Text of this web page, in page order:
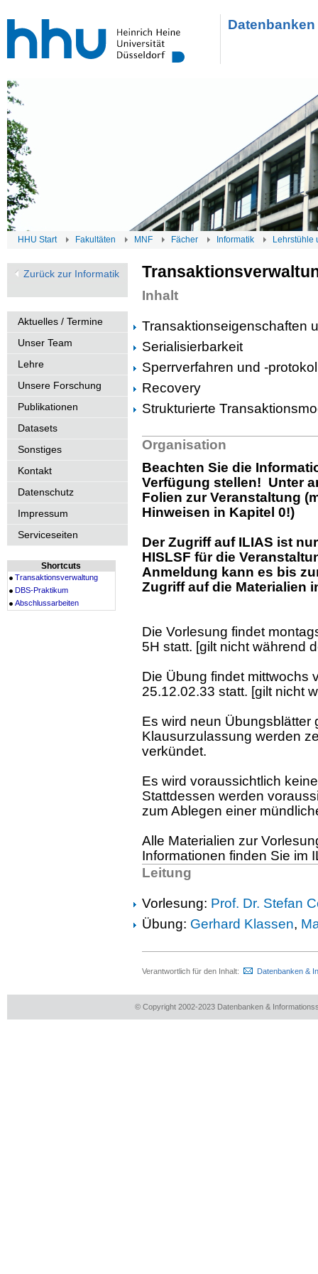
HHU Start Fakultäten MNF Fächer Informatik Lehrstühle
Zurück zur Informatik
Aktuelles / Termine
Unser Team
Lehre
Unsere Forschung
Publikationen
Datasets
Sonstiges
Kontakt
Datenschutz
Impressum
Serviceseiten
Shortcuts
Transaktionsverwaltung
DBS-Praktikum
Abschlussarbeiten
Inhalt
Transaktionseigenschaften
Serialisierbarkeit
Sperrverfahren und -
Recovery
Strukturierte
Organisation
Beachten Sie die
Verfügung stellen! Unter
Folien zur Veranstaltung
Hinweisen in Kapitel 0!)
Der Zugriff auf ILIAS ist
HISLSF für die
Anmeldung kann es bis
Zugriff auf die Materialien
Die Vorlesung findet
5H statt. [gilt nicht während
Die Übung findet mittwochs
25.12.02.33 statt. [gilt nicht
Es wird neun Übungsblätter
Klausurzulassung werden
verkündet.
Es wird voraussichtlich
Stattdessen werden
zum Ablegen einer
Alle Materialien zur
Informationen finden Sie im
Leitung
Vorlesung: Prof. Dr. Stefan
Übung: Gerhard Klassen,
Verantwortlich für den Inhalt: Datenbanken &
© Copyright 2002-2023 Datenbanken &